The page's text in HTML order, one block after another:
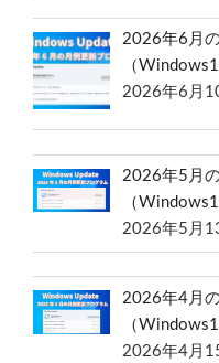
2026年6月
（
2026年6月
2026年5月
（
2026年5月
2026年4月
（
2026年4月